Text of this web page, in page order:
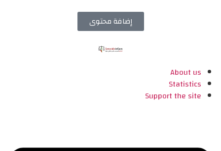
إضافة محتوى
About us
Statistics
Support the site